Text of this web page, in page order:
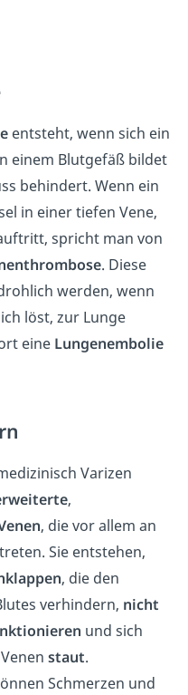
entsteht, wenn sich ein
einem Blutgefäß bildet
behindert. Wenn ein
in einer tiefen Vene,
spricht man von
. Diese
werden, wenn
löst, zur Lunge
eine Lungenembolie
Varizen
,
, die vor allem an
Sie entstehen,
, die den
verhindern, nicht
und sich
staut.
Schmerzen und